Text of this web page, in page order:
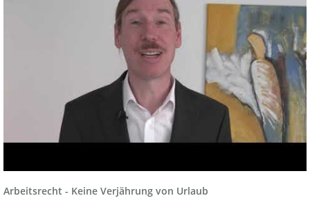
Arbeitsrecht - Keine Verjährung von Urlaub